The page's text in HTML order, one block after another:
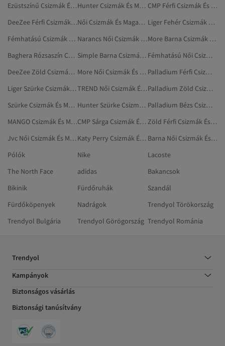
Ezüstszínű Csizmák És Magas Szárú Csizmák
Hunter Csizmák És Magas Szárú Csizmák
CMP Férfi Csizmák És Magas Szárú Csizmák
DeeZee Férfi Csizmák És Magas Szárú Csizmák
Női Csizmák És Magas Szárú Csizmák
Liger Fehér Csizmák És Magas Szárú Csizmák
Fémhatású Csizmák És Magas Szárú Csizmák
Narancs Női Csizmák És Magas Szárú Csizmák
More Barna Csizmák És Magas Szárú Csizmák
Baghera Rózsaszín Csizmák És Magas Szárú Csizmák
Simple Barna Csizmák És Magas Szárú Csizmák
Fémhatású Női Csizmák És Magas Szárú Csizmák
DeeZee Zöld Csizmák És Magas Szárú Csizmák
More Női Csizmák És Magas Szárú Csizmák
Palladium Férfi Csizmák És Magas Szárú Csizmák
Liger Szürke Csizmák És Magas Szárú Csizmák
TREND Női Csizmák És Magas Szárú Csizmák
Palladium Zöld Csizmák És Magas Szárú Csizmák
Szürke Csizmák És Magas Szárú Csizmák
Hunter Szürke Csizmák És Magas Szárú Csizmák
Palladium Bézs Csizmák És Magas Szárú Csizmák
MANGO Csizmák És Magas Szárú Csizmák
CMP Sárga Csizmák És Magas Szárú Csizmák
Zöld Férfi Csizmák És Magas Szárú Csizmák
Jvc Női Csizmák És Magas Szárú Csizmák
Katy Perry Csizmák És Magas Szárú Csizmák
Barna Női Csizmák És Magas Szárú Csizmák
Pólók
Nike
Lacoste
The North Face
adidas
Bakancsok
Bikinik
Fürdőruhák
Szandál
Fürdőköpenyek
Nadrágok
Trendyol Törökország
Trendyol Bulgária
Trendyol Görögország Trendyol Románia
Trendyol
Kampányok
Biztonságos vásárlás
Biztonsági tanúsítvány